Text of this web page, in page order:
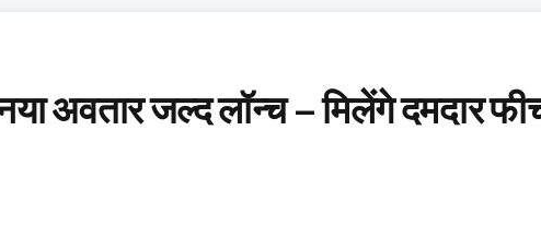
जल्द लॉन्च – मिलेंगे दमदार